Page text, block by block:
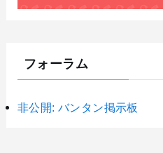
フォーラム
非公開: バンタン掲示板